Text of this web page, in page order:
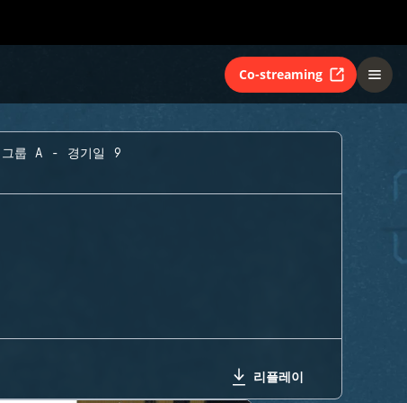
Co-streaming
그룹 A - 경기일 9
리플레이